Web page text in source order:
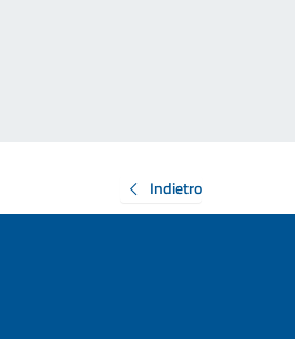
Indietro